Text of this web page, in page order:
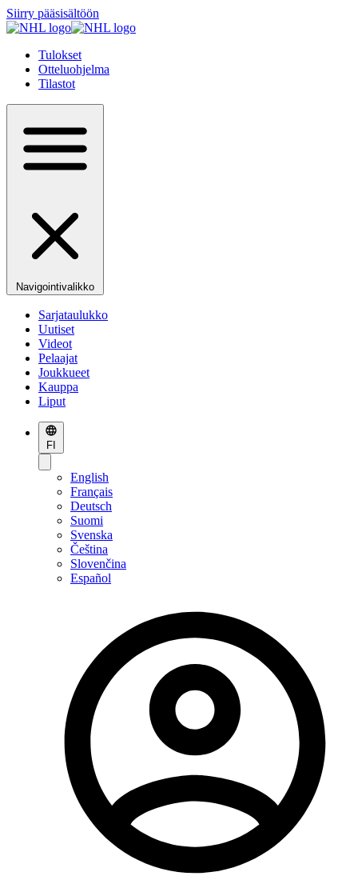
Siirry pääsisältöön
Tulokset
Otteluohjelma
Tilastot
Navigointivalikko
Sarjataulukko
Uutiset
Videot
Pelaajat
Joukkueet
Kauppa
Liput
FI
English
Français
Deutsch
Suomi
Svenska
Čeština
Slovenčina
Español